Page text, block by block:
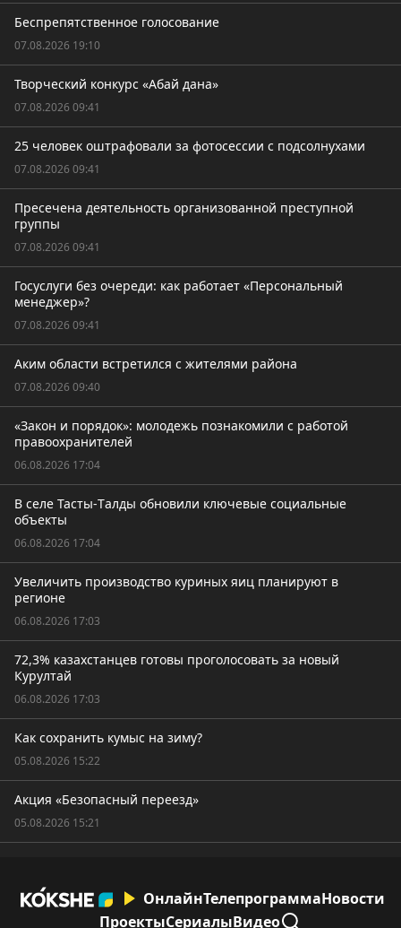
Беспрепятственное голосование
07.08.2026 19:10
Творческий конкурс «Абай дана»
07.08.2026 09:41
25 человек оштрафовали за фотосессии с подсолнухами
07.08.2026 09:41
Пресечена деятельность организованной преступной
группы
07.08.2026 09:41
Госуслуги без очереди: как работает «Персональный
менеджер»?
07.08.2026 09:41
Аким области встретился с жителями района
07.08.2026 09:40
«Закон и порядок»: молодежь познакомили с работой
правоохранителей
06.08.2026 17:04
В селе Тасты-Tалды обновили ключевые социальные
объекты
06.08.2026 17:04
Увеличить производство куриных яиц планируют в
регионе
06.08.2026 17:03
72,3% казахстанцев готовы проголосовать за новый
Курултай
06.08.2026 17:03
Как сохранить кумыс на зиму?
05.08.2026 15:22
Акция «Безопасный переезд»
05.08.2026 15:21
ОнлайнТелепрограммаНовости
ПроектыСериалыВидео